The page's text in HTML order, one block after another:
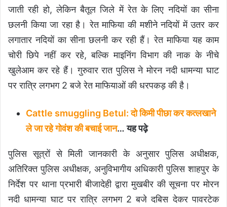
जाती रही हो, लेकिन बैतूल जिले में रेत के लिए नदियों का सीना
छलनी किया जा रहा है। रेत माफिया की मशीने नदियों में उतर कर
लगातार नदियों का सीना छलनी कर रही हैं। रेत माफिया यह काम
चोरी छिपे नहीं कर रहे, बल्कि माइनिंग विभाग की नाक के नीचे
खुलेआम कर रहे हैं। गुरुवार रात पुलिस ने मोरन नदी धामन्या घाट
पर रात्रि लगभग 2 बजे रेत माफियाओं की धरपकड़ की है।
Cattle smuggling Betul: दो किमी पीछा कर कत्लखाने
ले जा रहे गोवंश की बचाई जान… यह पढ़े
पुलिस सूत्रों से मिली जानकारी के अनुसार पुलिस अधीक्षक,
अतिरिक्त पुलिस अधीक्षक, अनुविभागीय अधिकारी पुलिस शाहपुर के
निर्देश पर थाना प्रभारी बीजादेही द्वारा मुखबीर की सूचना पर मोरन
नदी धामन्या घाट पर रात्रि लगभग 2 बजे दबिस देकर पावरटेक